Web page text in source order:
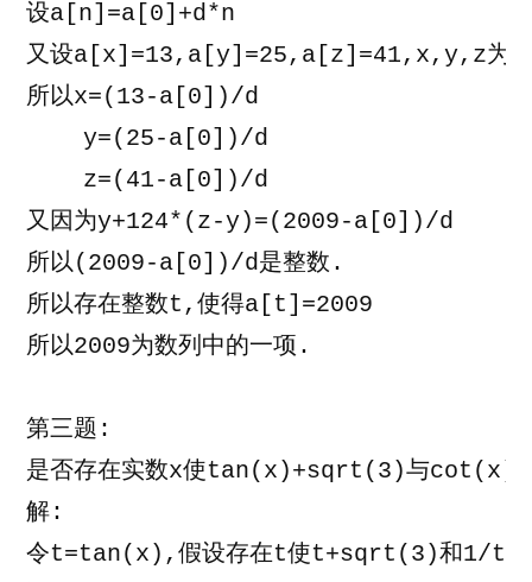
数
二、
题]
设a[n]=a[0]+d*n
又设a[x]=13,a[y]=25,a[z]=41,x,y,z为
所以x=(13-a[0])/d
y=(25-a[0])/d
z=(41-a[0])/d
又因为y+124*(z-y)=(2009-a[0])/d
所以(2009-a[0])/d是整数.
所以存在整数t,使得a[t]=2009
所以2009为数列中的一项.
第三题:
是否存在实数x使tan(x)+sqrt(3)与
解:
令t=tan(x),假设存在t使t+sqrt(3)和1/